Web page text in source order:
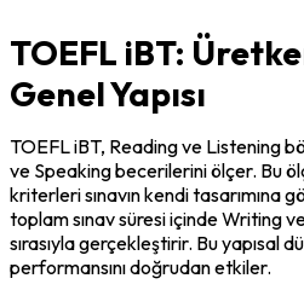
TOEFL iBT:
Genel Yapısı
TOEFL iBT, Reading ve Listening
ve Speaking becerilerini ölçer. Bu
kriterleri sınavın kendi tasarımına
toplam sınav süresi içinde Writing
sırasıyla gerçekleştirir. Bu yapısal
performansını doğrudan etkiler.